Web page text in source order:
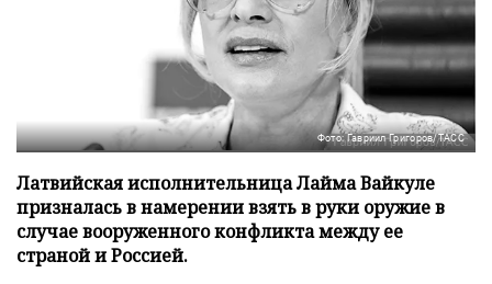
Фото: Гавриил Григоров/ТАСС
Латвийская исполнительница Лайма Вайкуле
призналась в намерении взять в руки оружие в
случае вооруженного конфликта между ее
страной и Россией.